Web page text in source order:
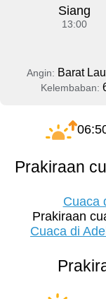
Siang
13:00
Angin: Barat
Kelembaban:
Prakiraan
Cuaca
Prakiraan
Cuaca di